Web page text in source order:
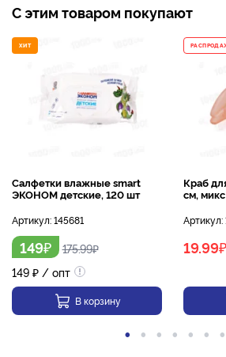
С этим товаром покупают
ХИТ
Салфетки влажные smart
ЭКОНОМ детские, 120 шт
Артикул:145681
149₽ 175.99₽
149 ₽ / опт
В корзину
Краб
см, микс
Артикул:
19.99₽